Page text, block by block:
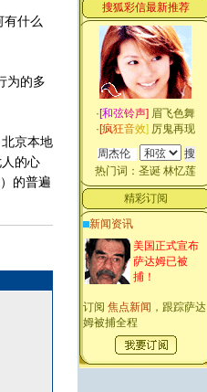
什么
为的多
京本地
的心
的普遍
搜狐彩信最新推荐
·[和弦铃声] 眉飞色舞
·[疯狂音效] 厉鬼再现
热门词： 圣诞 林忆莲
精彩订阅
新闻资讯
美国正式宣布
萨达姆已被
捕！
订阅 焦点新闻 ，跟踪萨达
姆被捕全程